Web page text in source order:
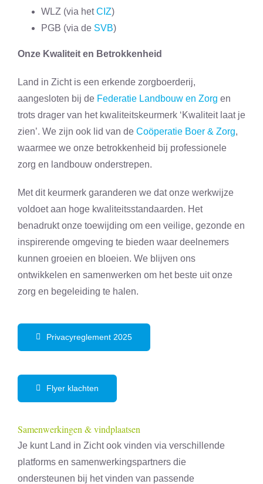
WLZ (via hetCIZ)
PGB (via deSVB)
Onze Kwaliteit en Betrokkenheid
Land in Zicht is een erkende zorgboerderij,
aangesloten bij de Federatie Landbouw en Zorg en
trots drager van het kwaliteitskeurmerk ‘Kwaliteit laat je
zien’. We zijn ook lid van de Coöperatie Boer & Zorg,
waarmee we onze betrokkenheid bij professionele
zorg en landbouw onderstrepen.
Met dit keurmerk garanderen we dat onze werkwijze
voldoet aan hoge kwaliteitsstandaarden. Het
benadrukt onze toewijding om een veilige, gezonde en
inspirerende omgeving te bieden waar deelnemers
kunnen groeien en bloeien. We blijven ons
ontwikkelen en samenwerken om het beste uit onze
zorg en begeleiding te halen.
Privacyreglement 2025
Flyer klachten
Samenwerkingen & vindplaatsen
Je kunt Land in Zicht ook vinden via verschillende
platforms en samenwerkingspartners die
ondersteunen bij het vinden van passende